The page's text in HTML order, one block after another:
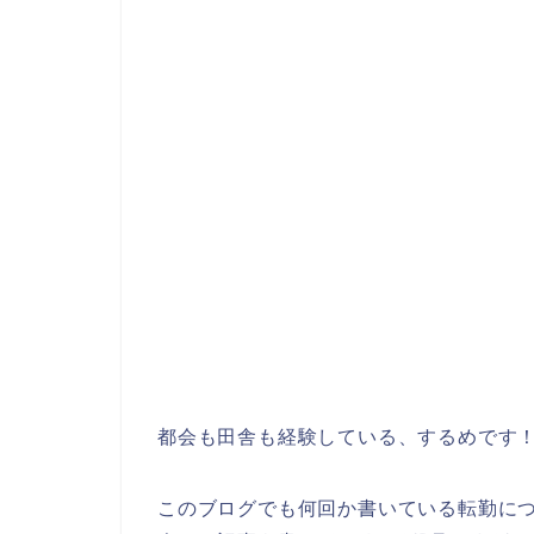
都会も田舎も経験している、するめです！
このブログでも何回か書いている転勤に